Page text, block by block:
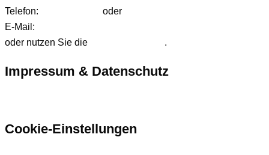
Telefon: oder
E-Mail:
oder nutzen Sie die
.
Impressum & Datenschutz
Cookie-Einstellungen